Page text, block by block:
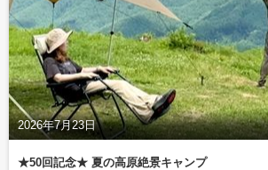
2026年7月23日
★50回記念★ 夏の高原絶景キャンプ